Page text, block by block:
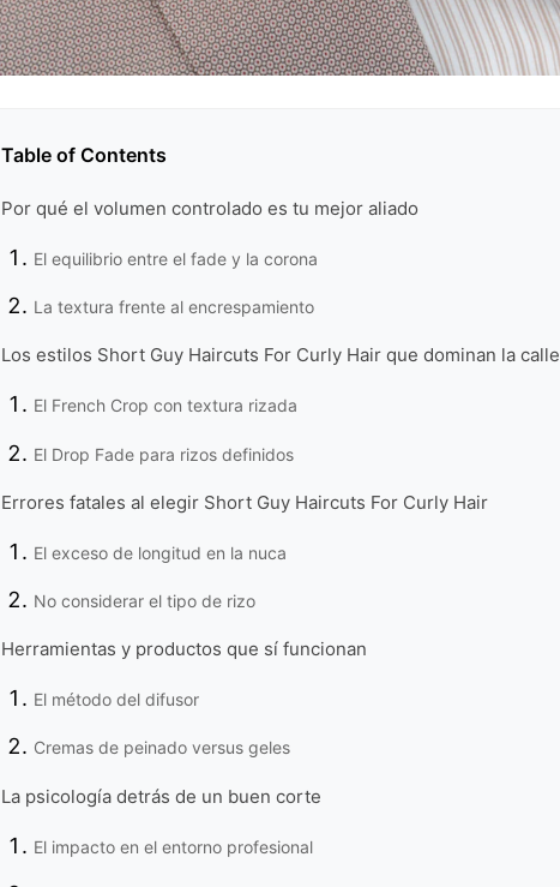
Table of Contents
Por qué el volumen controlado es tu mejor aliado
El equilibrio entre el fade y la corona
La textura frente al encrespamiento
Los estilos Short Guy Haircuts For Curly Hair que dominan la calle
El French Crop con textura rizada
El Drop Fade para rizos definidos
Errores fatales al elegir Short Guy Haircuts For Curly Hair
El exceso de longitud en la nuca
No considerar el tipo de rizo
Herramientas y productos que sí funcionan
El método del difusor
Cremas de peinado versus geles
La psicología detrás de un buen corte
El impacto en el entorno profesional